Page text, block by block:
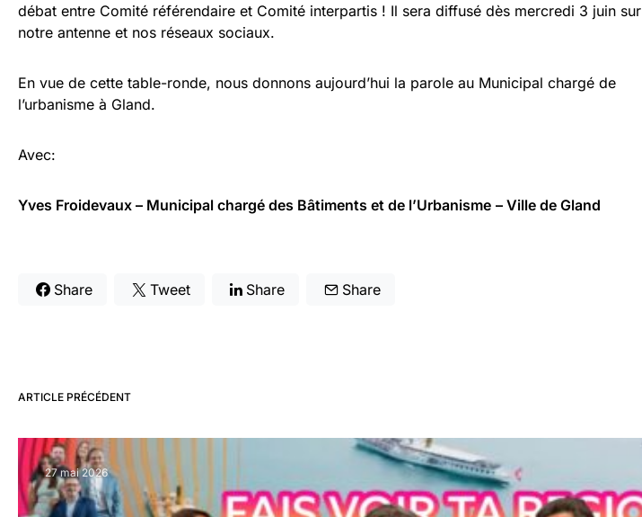
débat entre Comité référendaire et Comité interpartis ! Il sera diffusé dès mercredi 3 juin sur
notre antenne et nos réseaux sociaux.
En vue de cette table-ronde, nous donnons aujourd’hui la parole au Municipal chargé de
l’urbanisme à Gland.
Avec:
Yves Froidevaux – Municipal chargé des Bâtiments et de l’Urbanisme – Ville de Gland
Share Tweet Share Share
ARTICLE PRÉCÉDENT
27 mai 2026